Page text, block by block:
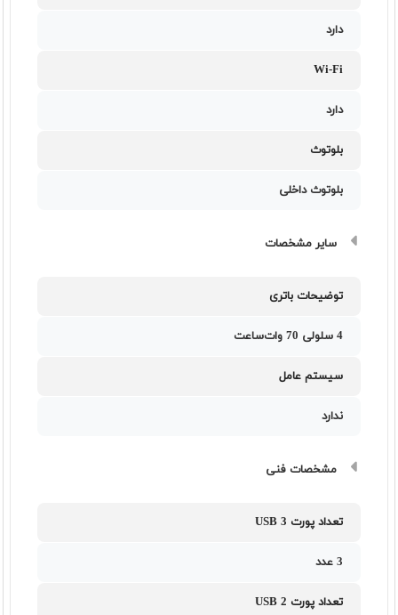
دارد
Wi-Fi
دارد
بلوتوث
بلوتوث داخلی
سایر مشخصات
توضیحات باتری
4 سلولی 70 وات‌ساعت
سیستم عامل
ندارد
مشخصات فنی
تعداد پورت USB 3
3 عدد
تعداد پورت USB 2